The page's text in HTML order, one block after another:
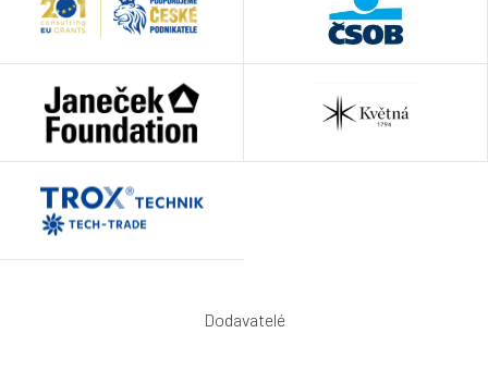
Dodavatelé